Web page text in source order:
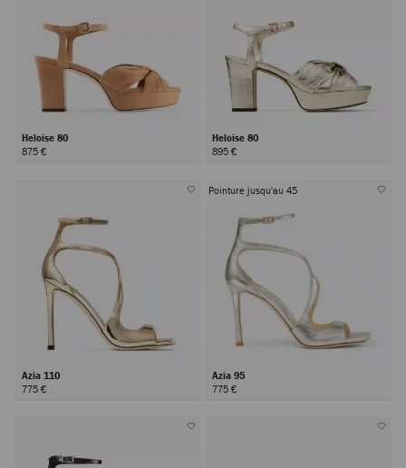
Heloise 80
875 €
Heloise 80
895 €
Azia 110
775 €
Pointure jusqu'au 45
Azia 95
775 €